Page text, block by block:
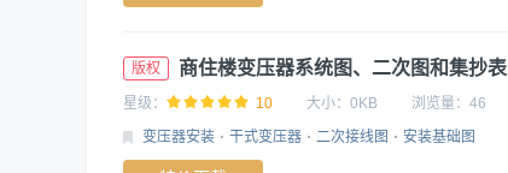
版权 商住楼变压器系统图、二次图和集抄表
星级： 10 大小： 0KB 浏览量： 46
变压器安装
干式变压器 二次接线图 安装基础图